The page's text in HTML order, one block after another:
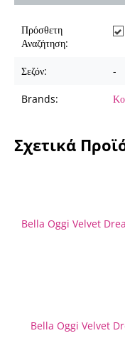
Πρόσθετη
Αναζήτηση:
Σεζόν: -
Brands:
Σχετικά
Bella Oggi Velvet
Bella Oggi Velvet